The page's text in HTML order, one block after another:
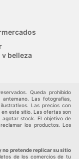
y belleza
Queda prohibido
Las fotografías,
Las precios con
este sitio. Las ofertas son
stock. El objetivo de
los productos. Los
no pretende replicar su sitio
de los comercios de tu